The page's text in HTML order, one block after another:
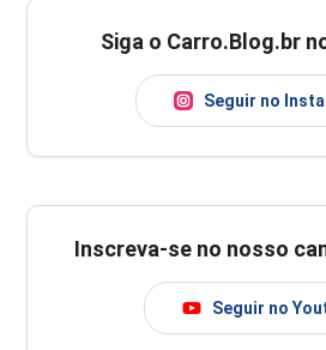
Siga o Carro.Blog.br
Seguir no
Inscreva-se no nosso
Seguir no